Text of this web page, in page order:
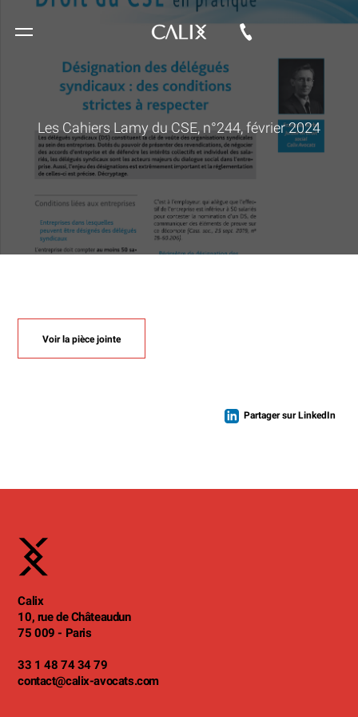
Les Cahiers Lamy du CSE, n°244, février 2024
Voir la pièce jointe
Partager sur LinkedIn
Calix
10, rue de Châteaudun
75 009 - Paris
33 1 48 74 34 79
contact@calix-avocats.com